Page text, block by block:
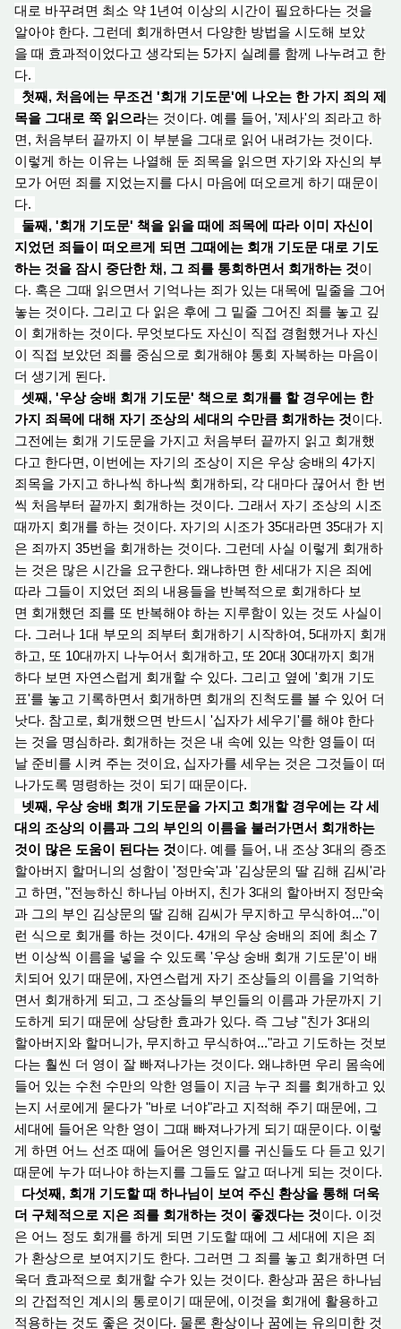
대로 바꾸려면 최소 약 1년여 이상의 시간이 필요하다는 것을
알아야 한다. 그런데 회개하면서 다양한 방법을 시도해 보았
을 때 효과적이었다고 생각되는 5가지 실례를 함께 나누려고 한
다.
첫째, 처음에는 무조건 '회개 기 도문'에 나오는 한 가지 죄의 제
목을 그대로 쭉 읽으라는 것이다. 예를 들어, '제사'의 죄라고 하
면, 처음부터 끝까지 이 부분을 그대로 읽어 내려가는 것이다.
이렇게 하는 이유는 나열해 둔 죄목을 읽으면 자기와 자신의 부
모가 어떤 죄를 지었는지를 다시 마음에 떠오르게 하기 때문이
다.
둘째, '회개 기 도문' 책을 읽을 때에 죄목에 따라 이미 자신이
지었던 죄들이 떠오르게 되면 그때에는 회개 기 도문 대로 기도
하는 것을 잠시 중단한 채, 그 죄를 통회하면서 회개하는 것이
다. 혹은 그때 읽으면서 기억나는 죄가 있는 대목에 밑줄을 그어
놓는 것이다. 그리고 다 읽은 후에 그 밑줄 그어진 죄를 놓고 깊
이 회개하는 것이다. 무엇보다도 자신이 직접 경험했거나 자신
이 직접 보았던 죄를 중심으로 회개해야 통회 자복하는 마음이
더 생기게 된다.
셋째, '우상 숭배 회개 기도문' 책으로 회개를 할 경우에는 한
가지 죄목에 대해 자기 조상의 세대의 수만큼 회개하는 것이다.
그전에는 회개 기 도문을 가지고 처음부터 끝까지 읽고 회개했
다고 한다면, 이번에는 자기의 조상이 지은 우상 숭배의 4가지
죄목을 가지고 하나씩 하나씩 회개하되, 각 대마다 끊어서 한 번
씩 처음부터 끝까지 회개하는 것이다. 그래서 자기 조상의 시조
때까지 회개를 하는 것이다. 자기의 시조가 35대라면 35대가 지
은 죄까지 35번을 회개하는 것이다. 그런데 사실 이렇게 회개하
는 것은 많은 시간을 요구한다. 왜냐하면 한 세대가 지은 죄에
따라 그들이 지었던 죄의 내용들을 반복적으로 회개하다 보
면 회개했던 죄를 또 반복해야 하는 지루함이 있는 것도 사실이
다. 그러나 1대 부모의 죄부터 회개하기 시작하여, 5대까지 회개
하고, 또 10대까지 나누어서 회개하고, 또 20대 30대까지 회개
하다 보면 자연스럽게 회개할 수 있다. 그리고 옆에 '회개 기 도
표'를 놓고 기록하면서 회개하면 회개의 진척도를 볼 수 있어 더
낫다. 참고로, 회개했으면 반드시 '십자가 세우기'를 해야 한다
는 것을 명심하라. 회개하는 것은 내 속에 있는 악한 영들이 떠
날 준비를 시켜 주는 것이요, 십자가를 세우는 것은 그것들이 떠
나가도록 명령하는 것이 되기 때문이다.
넷째, 우상 숭배 회개 기 도문을 가지고 회개할 경우에는 각 세
대의 조상의 이름과 그의 부인의 이름을 불러가면서 회개하는
것이 많은 도움이 된다는 것이다. 예를 들어, 내 조상 3대의 증조
할아버지 할머니의 성함이 '정만숙'과 '김상문의 딸 김해 김씨'라
고 하면, "전능하신 하나님 아버지, 친가 3대의 할아버지 정만숙
과 그의 부인 김상문의 딸 김해 김씨가 무지하고 무식하여..."이
런 식으로 회개를 하는 것이다. 4개의 우상 숭배의 죄에 최소 7
번 이상씩 이름을 넣을 수 있도록 '우상 숭배 회개 기 도문'이 배
치되어 있기 때문에, 자연스럽게 자기 조상들의 이름을 기억하
면서 회개하게 되고, 그 조상들의 부인들의 이름과 가문까지 기
도하게 되기 때문에 상당한 효과가 있다. 즉 그냥 "친가 3대의
할아버지와 할머니가, 무지하고 무식하여..."라고 기도하는 것보
다는 훨씬 더 영이 잘 빠져나가는 것이다. 왜냐하면 우리 몸속에
들어 있는 수천 수만의 악한 영들이 지금 누구 죄를 회개하고 있
는지 서로에게 묻다가 "바로 너야"라고 지적해 주기 때문에, 그
세대에 들어온 악한 영이 그때 빠져나가게 되기 때문이다. 이렇
게 하면 어느 선조 때에 들어온 영인지를 귀신들도 다 듣고 있기
때문에 누가 떠나야 하는지를 그들도 알고 떠나게 되는 것이다.
다섯째, 회개 기 도할 때 하나님이 보여 주신 환상을 통해 더욱
더 구체적으로 지은 죄를 회개하는 것이 좋겠다는 것이다. 이것
은 어 느 정 도 회개를 하게 되면 기도할 때에 그 세대에 지은 죄
가 환상으로 보여지기도 한다. 그러면 그 죄를 놓고 회개하면 더
욱더 효과적으로 회개할 수가 있는 것이다. 환상과 꿈은 하나님
의 간접적인 계시의 통로이기 때문에, 이것을 회개에 활용하고
적용하는 것도 좋은 것이다. 물론 환상이나 꿈에는 유의미한 것